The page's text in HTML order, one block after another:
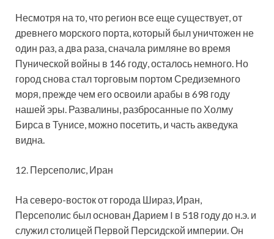
Несмотря на то, что регион все еще существует, от
древнего морского порта, который был уничтожен не
один раз, а два раза, сначала римляне во время
Пунической войны в 146 году, осталось немного. Но
город снова стал торговым портом Средиземного
моря, прежде чем его освоили арабы в 698 году
нашей эры. Развалины, разбросанные по Холму
Бирса в Тунисе, можно посетить, и часть акведука
видна.
12. Персеполис, Иран
На северо-восток от города Шираз, Иран,
Персеполис был основан Дарием I в 518 году до н.э. и
служил столицей Первой Персидской империи. Он